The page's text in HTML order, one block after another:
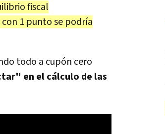
fiscal
1 punto se podría
todo a cupón cero
en el cálculo de las